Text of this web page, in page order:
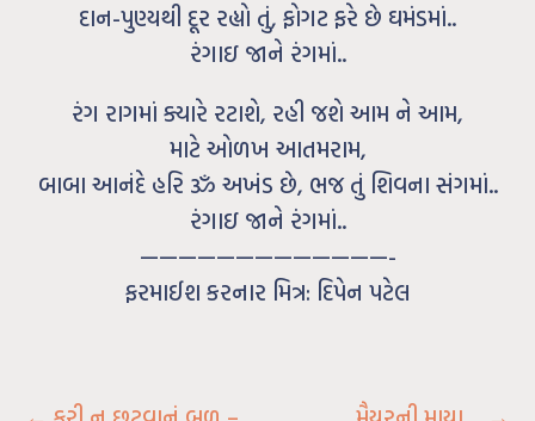
દાન-પુણ્યથી દૂર રહ્યો તું, ફોગટ ફરે છે ઘમંડમાં..
રંગાઇ જાને રંગમાં..
રંગ રાગમાં ક્યારે રટાશે, રહી જશે આમ ને આમ,
માટે ઓળખ આતમરામ,
બાબા આનંદે હરિ ૐ અખંડ છે, ભજ તું શિવના સંગમાં..
રંગાઇ જાને રંગમાં..
—————————————-
ફરમાઈશ કરનાર મિત્ર: દિપેન પટેલ